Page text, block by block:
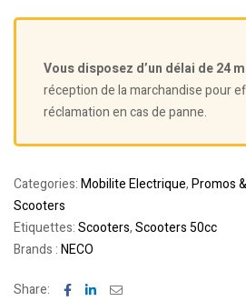
Vous disposez d’un délai de 24
réception de la marchandise pour
réclamation en cas de panne.
Categories:Mobilite Electrique,Promos
Scooters
Etiquettes:Scooters,Scooters 50cc
Brands :NECO
Share: Facebook
LinkedinEmail